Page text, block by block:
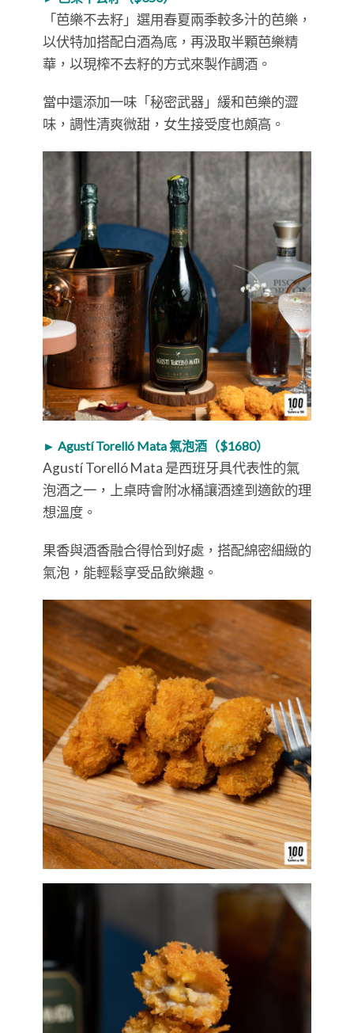
「芭樂不去籽」選用春夏兩季較多汁的芭樂，
以伏特加搭配白酒為底，再汲取半顆芭樂精
華，以現榨不去籽的方式來製作調酒。
當中還添加一味「秘密武器」緩和芭樂的澀
味，調性清爽微甜，女生接受度也頗高。
► Agustí Torelló Mata 氣泡酒（$1680）
Agustí Torelló Mata 是西班牙具代表性的氣
泡酒之一，上桌時會附冰桶讓酒達到適飲的理
想溫度。
果香與酒香融合得恰到好處，搭配綿密細緻的
氣泡，能輕鬆享受品飲樂趣。